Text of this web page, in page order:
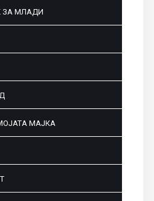
ЗА МЛАДИ
МАЈКА